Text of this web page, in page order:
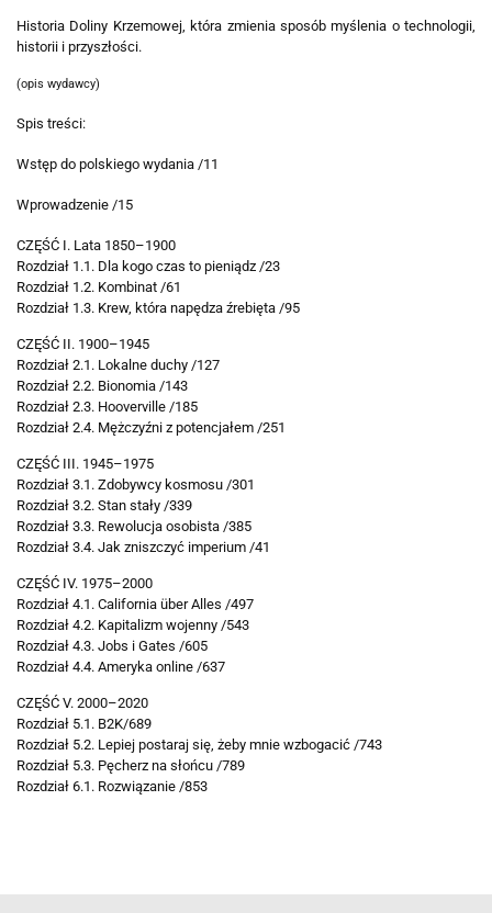
Historia Doliny Krzemowej, która zmienia sposób myślenia o technologii,
historii i przyszłości.
(opis wydawcy)
Spis treści:
Wstęp do polskiego wydania /11
Wprowadzenie /15
CZĘŚĆ I. Lata 1850–1900
Rozdział 1.1. Dla kogo czas to pieniądz /23
Rozdział 1.2. Kombinat /61
Rozdział 1.3. Krew, która napędza źrebięta /95
CZĘŚĆ II. 1900–1945
Rozdział 2.1. Lokalne duchy /127
Rozdział 2.2. Bionomia /143
Rozdział 2.3. Hooverville /185
Rozdział 2.4. Mężczyźni z potencjałem /251
CZĘŚĆ III. 1945–1975
Rozdział 3.1. Zdobywcy kosmosu /301
Rozdział 3.2. Stan stały /339
Rozdział 3.3. Rewolucja osobista /385
Rozdział 3.4. Jak zniszczyć imperium /41
CZĘŚĆ IV. 1975–2000
Rozdział 4.1. California über Alles /497
Rozdział 4.2. Kapitalizm wojenny /543
Rozdział 4.3. Jobs i Gates /605
Rozdział 4.4. Ameryka online /637
CZĘŚĆ V. 2000–2020
Rozdział 5.1. B2K/689
Rozdział 5.2. Lepiej postaraj się, żeby mnie wzbogacić /743
Rozdział 5.3. Pęcherz na słońcu /789
Rozdział 6.1. Rozwiązanie /853